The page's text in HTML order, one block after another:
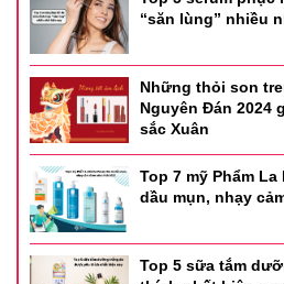
CÔNG DỤNG CHUNG:
➖ Cân bằng độ PH – hạn chế tình
➖Giúp hỗ trợ giảm kích ứng
➖Hỗ trợ thuyên giảm các bệnh phụ
➖ Sản phẩm dịu nhẹ, cấp ẩm ,
“săn lùng” nhiều
Những thỏi son
Nguyên Đán 2024
sắc Xuân
Top 7 mỹ Phẩm
dầu mụn, nhạy
Top 5 sữa tắm